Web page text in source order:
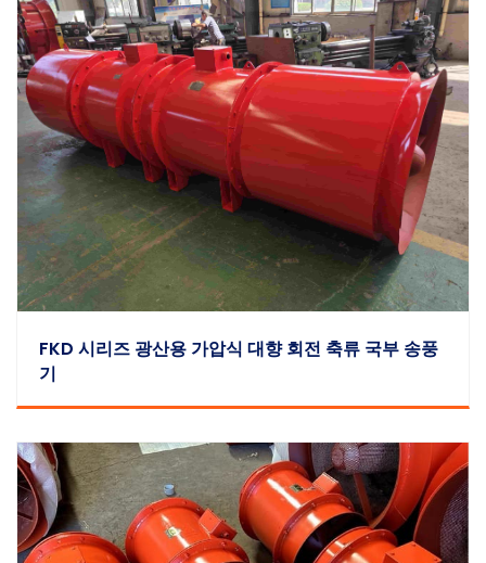
FKD 시리즈 광산용 가압식 대향 회전 축류 국부 송풍
기